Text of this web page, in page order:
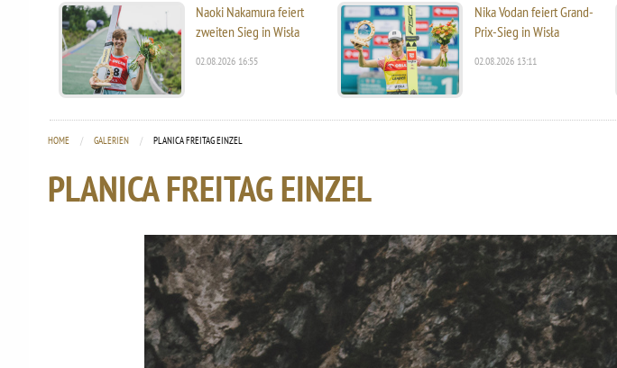
Naoki Nakamura feiert
zweiten Sieg in Wisła
02.08.2026 16:55
Nika Vodan feiert Grand-
Prix-Sieg in Wisła
02.08.2026 13:11
HOME GALERIEN CURRENT:
PLANICA FREITAG EINZEL
PLANICA FREITAG EINZEL